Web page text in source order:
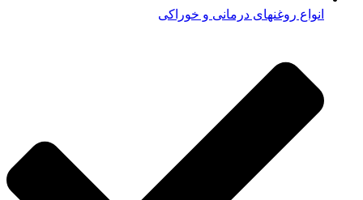
انواع روغنهای درمانی و خوراکی